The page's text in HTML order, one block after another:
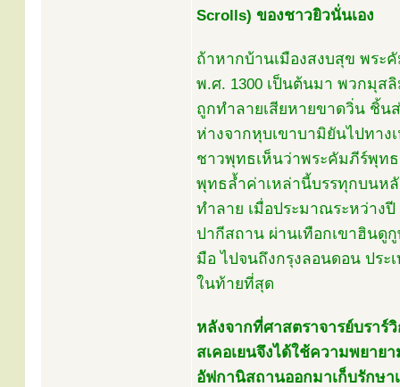
Scrolls) ของชาวยิวนั่นเอง
ถ้าหากบ้านเมืองสงบสุข พระ
พ.ศ. 1300 เป็นต้นมา พวกมุส
ถูกทำลายเสียหายขาดวิ่น ชิ้น
ห่างจากหุบเขาบามิยันไปทา
ชาวพุทธเห็นว่าพระคัมภีร์พุท
พุทธลํ้าค่าเหล่านี้บรรทุกบนห
ทำลาย เมื่อประมาณระหว่าง
ปากีสถาน ผ่านเทือกเขาฮินดู
มือ ไปจนถึงกรุงลอนดอน ประ
ในท้ายที่สุด
หลังจากที่ศาสตราจารย์บรา
สเคอเยนจึงได้ใช้ความพยาย
อัฟกานิสถานออกมาเก็บรักษ